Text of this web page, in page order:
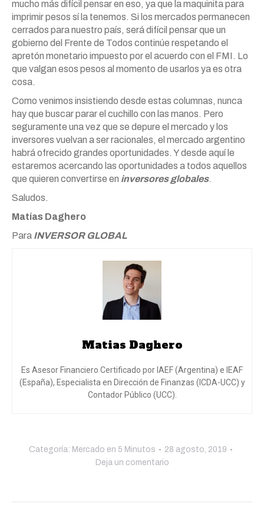
mucho más difícil pensar en eso, ya que la maquinita para
imprimir pesos sí la tenemos. Si los mercados permanecen
cerrados para nuestro país, será difícil pensar que un
gobierno del Frente de Todos continúe respetando el
apretón monetario impuesto por el acuerdo con el FMI. Lo
que valgan esos pesos al momento de usarlos ya es otra
cosa.
Como venimos insistiendo desde estas columnas, nunca
hay que buscar parar el cuchillo con las manos. Pero
seguramente una vez que se depure el mercado y los
inversores vuelvan a ser racionales, el mercado argentino
habrá ofrecido grandes oportunidades. Y desde aquí le
estaremos acercando las oportunidades a todos aquellos
que quieren convertirse en inversores globales.
Saludos.
Matías Daghero
Para INVERSOR GLOBAL
Matias Daghero
Es Asesor Financiero Certificado por IAEF (Argentina) e IEAF
(España), Especialista en Dirección de Finanzas (ICDA-UCC) y
Contador Público (UCC).
Categoría: Mercado en 5 Minutos
28 agosto, 2019
Deja un comentario